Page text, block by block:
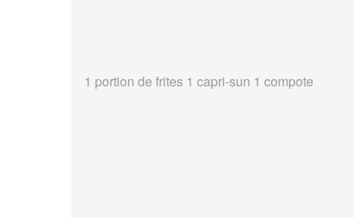
1 portion de frites 1 capri-sun 1 compote